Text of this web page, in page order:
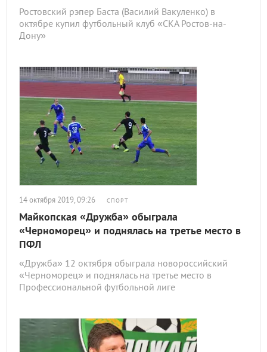
Ростовский рэпер Баста (Василий Вакуленко) в
октябре купил футбольный клуб «СКА Ростов-на-
Дону»
14 октября 2019, 09:26 СПОРТ
Майкопская «Дружба» обыграла
«Черноморец» и поднялась на третье место в
ПФЛ
«Дружба» 12 октября обыграла новороссийский
«Черноморец» и поднялась на третье место в
Профессиональной футбольной лиге